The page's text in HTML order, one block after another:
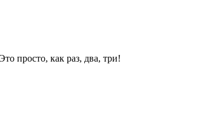
просто, как раз, два, три!